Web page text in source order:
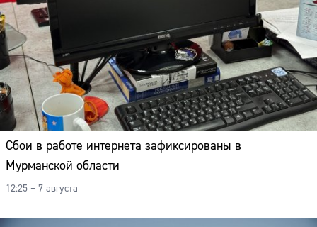
Сбои в работе интернета зафиксированы в
Мурманской области
12:25 – 7 августа